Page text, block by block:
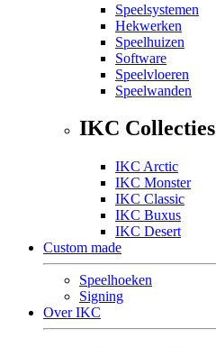
Speelsystemen
Hekwerken
Speelhuizen
Software
Speelvloeren
Speelwanden
IKC Collecties
IKC Arctic
IKC Monster
IKC Classic
IKC Buxus
IKC Desert
Custom made
Speelhoeken
Signing
Over IKC